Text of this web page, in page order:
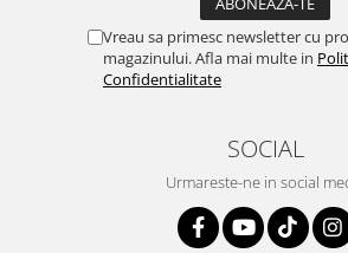
Vreau sa primesc newsletter cu
magazinului. Afla mai multe in
Confidentialitate
SOCIAL
Urmareste-ne in social